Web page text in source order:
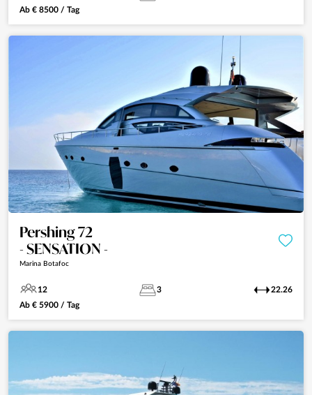
Ab € 8500 / Tag
Pershing 72
- SENSATION -
Marina Botafoc
12 3
22.26
Ab € 5900 / Tag